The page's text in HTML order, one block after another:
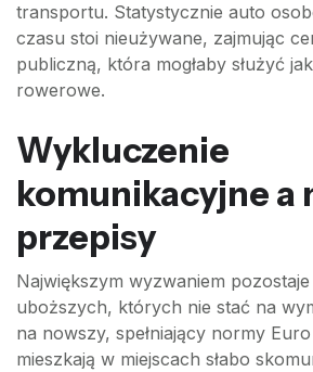
transportu. Statystycznie auto
czasu stoi nieużywane, zajmując
publiczną, która mogłaby służyć
rowerowe.
Wykluczenie
komunikacyjne a
przepisy
Największym wyzwaniem
uboższych, których nie stać na
na nowszy, spełniający normy
mieszkają w miejscach słabo